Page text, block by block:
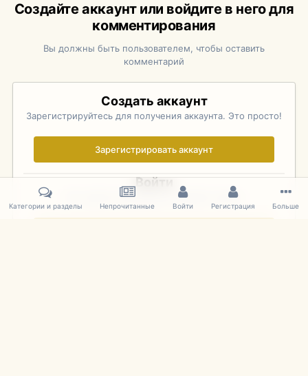
Создайте аккаунт или войдите в него для
комментирования
Вы должны быть пользователем, чтобы оставить
комментарий
Создать аккаунт
Зарегистрируйтесь для получения аккаунта. Это просто!
Зарегистрировать аккаунт
Войти
Уже зарегистрированы? Войдите здесь.
Категории и разделы Непрочитанные Войти Регистрация Больше